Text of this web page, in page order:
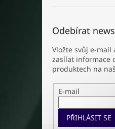
Odebírat
Vložte svůj e-mail
zasílat informace
produktech na
E-mail
PŘIHLÁSIT SE